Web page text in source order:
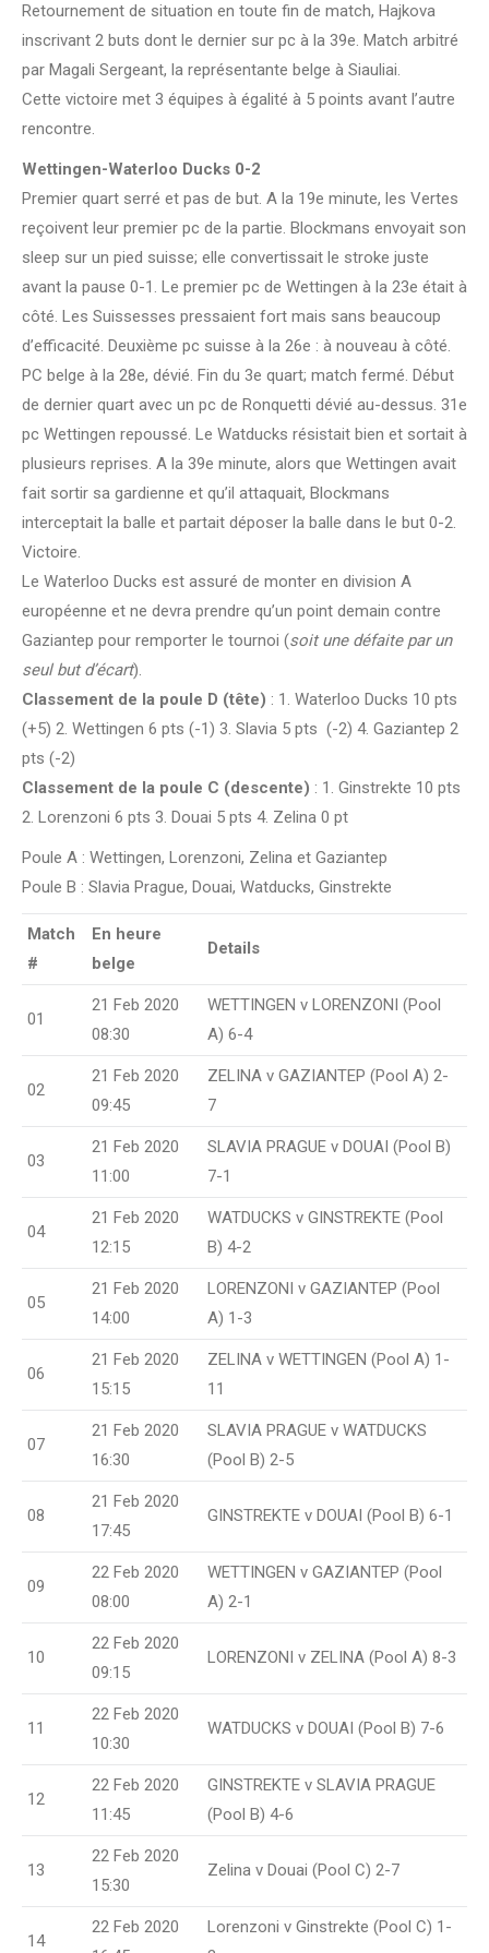
Retournement de situation en toute fin de match, Hajkova
inscrivant 2 buts dont le dernier sur pc à la 39e. Match arbitré
par Magali Sergeant, la représentante belge à Siauliai.
Cette victoire met 3 équipes à égalité à 5 points avant l’autre
rencontre.
Wettingen-Waterloo Ducks 0-2
Premier quart serré et pas de but. A la 19e minute, les Vertes
reçoivent leur premier pc de la partie. Blockmans envoyait son
sleep sur un pied suisse; elle convertissait le stroke juste
avant la pause 0-1. Le premier pc de Wettingen à la 23e était à
côté. Les Suissesses pressaient fort mais sans beaucoup
d’efficacité. Deuxième pc suisse à la 26e : à nouveau à côté.
PC belge à la 28e, dévié. Fin du 3e quart; match fermé. Début
de dernier quart avec un pc de Ronquetti dévié au-dessus. 31e
pc Wettingen repoussé. Le Watducks résistait bien et sortait à
plusieurs reprises. A la 39e minute, alors que Wettingen avait
fait sortir sa gardienne et qu’il attaquait, Blockmans
interceptait la balle et partait déposer la balle dans le but 0-2.
Victoire.
Le Waterloo Ducks est assuré de monter en division A
européenne et ne devra prendre qu’un point demain contre
Gaziantep pour remporter le tournoi (soit une défaite par un
seul but d’écart).
Classement de la poule D (tête) : 1. Waterloo Ducks 10 pts
(+5) 2. Wettingen 6 pts (-1) 3. Slavia 5 pts (-2) 4. Gaziantep 2
pts (-2)
Classement de la poule C (descente) : 1. Ginstrekte 10 pts
2. Lorenzoni 6 pts 3. Douai 5 pts 4. Zelina 0 pt
Poule A : Wettingen, Lorenzoni, Zelina et Gaziantep
Poule B : Slavia Prague, Douai, Watducks, Ginstrekte
Match
#
En heure
belge
Details
01
21 Feb 2020
08:30
WETTINGEN v LORENZONI (Pool
A) 6-4
02
21 Feb 2020
09:45
ZELINA v GAZIANTEP (Pool A) 2-
7
03
21 Feb 2020
11:00
SLAVIA PRAGUE v DOUAI (Pool B)
7-1
04
21 Feb 2020
12:15
WATDUCKS v GINSTREKTE (Pool
B) 4-2
05
21 Feb 2020
14:00
LORENZONI v GAZIANTEP (Pool
A) 1-3
06
21 Feb 2020
15:15
ZELINA v WETTINGEN (Pool A) 1-
11
07
21 Feb 2020
16:30
SLAVIA PRAGUE v WATDUCKS
(Pool B) 2-5
08
21 Feb 2020
17:45
GINSTREKTE v DOUAI (Pool B) 6-1
09
22 Feb 2020
08:00
WETTINGEN v GAZIANTEP (Pool
A) 2-1
10
22 Feb 2020
09:15
LORENZONI v ZELINA (Pool A) 8-3
11
22 Feb 2020
10:30
WATDUCKS v DOUAI (Pool B) 7-6
12
22 Feb 2020
11:45
GINSTREKTE v SLAVIA PRAGUE
(Pool B) 4-6
13
22 Feb 2020
15:30
Zelina v Douai (Pool C) 2-7
14
22 Feb 2020
Lorenzoni v Ginstrekte (Pool C) 1-